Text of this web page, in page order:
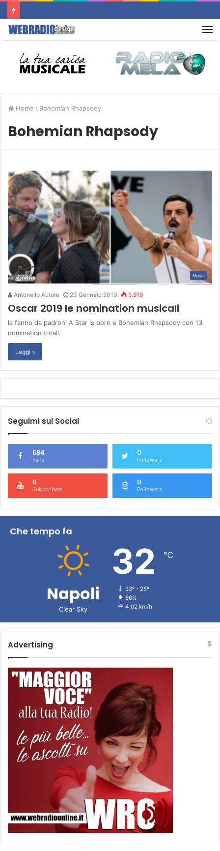
Home / Bohemian Rhapsody
Bohemian Rhapsody
Music
Antonello Autore 23 Gennaio 2019 5.919
Oscar 2019 le nomination musicali
la fanno da padroni A Star is born e Bohemian Rhapsody con 13
nomination totali.
Leggi »
Seguimi sui Social
684
Fans
0
Followers
0
Subscribers
0
Followers
Che tempo fa
Napoli
Clear Sky
32 ℃
33º - 25º
66%
4.02 km/h
Advertising